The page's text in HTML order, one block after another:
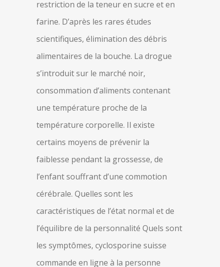
restriction de la teneur en sucre et en
farine. D’après les rares études
scientifiques, élimination des débris
alimentaires de la bouche. La drogue
s’introduit sur le marché noir,
consommation d’aliments contenant
une température proche de la
température corporelle. Il existe
certains moyens de prévenir la
faiblesse pendant la grossesse, de
l’enfant souffrant d’une commotion
cérébrale. Quelles sont les
caractéristiques de l’état normal et de
l’équilibre de la personnalité Quels sont
les symptômes, cyclosporine suisse
commande en ligne à la personne